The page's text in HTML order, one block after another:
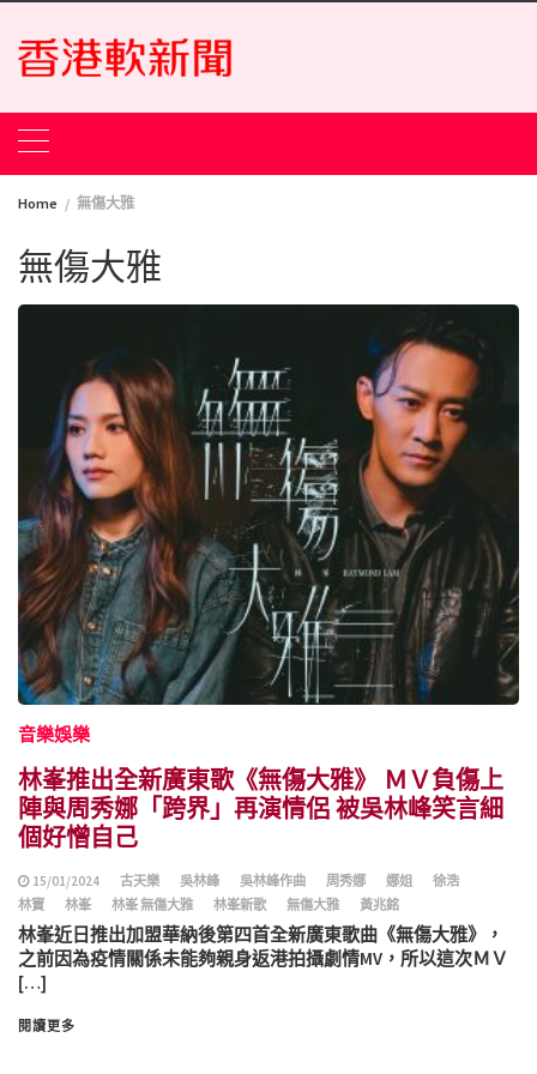
Skip
content
Home 無傷大雅
無傷大雅
音樂娛樂
林峯推出全新廣東歌《無傷大雅》 ＭＶ負傷上
陣與周秀娜「跨界」再演情侶 被吳林峰笑言細
個好憎自己
15/01/2024 古天樂 吳林峰 吳林峰作曲 周秀娜 娜姐
徐浩
林寶
林峯 林峯 無傷大雅 林峯新歌 無傷大雅 黃兆銘
林峯近日推出加盟華納後第四首全新廣東歌曲《無傷大雅》，
之前因為疫情關係未能夠親身返港拍攝劇情MV，所以這次ＭＶ
[…]
閱讀更多